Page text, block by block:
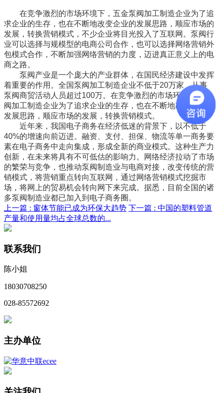
在竞争激烈的市场环境下，五金泵阀加工制造企业为了追
求企业的生存，也在不断地改变企业的发展思路，顺应市场的
发展，转换营销模式，不少企业将目光投入了互联网。泵阀行
业可以选择与规模型的电商公司合作，也可以选择网络营销外
包模式合作，不断加强网络营销的力度，迈进真正意义上的电
商之路。
泵阀产业是一个庞大的产业群体，在国民经济建设中发挥
着重要的作用。全国泵阀加工制造企业不低于20万家，从事
泵阀商贸活动人员超过100万。在竞争激烈的市场环境下，泵
阀加工制造企业为了追求企业的生存，也在不断地改变企业的
发展思路，顺应市场的发展，转换营销模式。
近年来，我国电子商务在经济低迷的背景下，以不低于
40%的增速向前迈进。融资、支付、担保、物流等单一商务要
素在电子商务中走向集成，形成全新的商业模式。这种生产力
创新，在未来将具有不可低估的影响力。网络经济拉动了市场
的繁荣与竞争，也推动泵阀制造业与电商对接，改变传统的营
销模式，将营销重点转向互联网，通过网络营销模式挖掘市
场，将网上的贸易机会转向网下来完成。据悉，目前全国的诸
多泵阀制造业都已加入到电子商务圈。
上一篇 : 窗体节能已成为环保大趋势 下一篇 : 中国的塑料管道
产量和使用量均占全球总数的...
联系我们
陈小姐
18030708250
028-85572692
主办单位